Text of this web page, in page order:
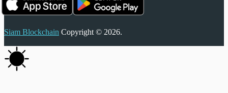
Siam Blockchain Copyright © 2026.